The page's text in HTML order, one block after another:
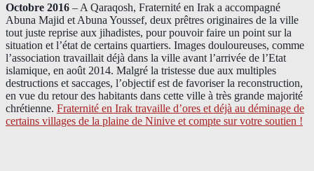
Octobre 2016 – A Qaraqosh, Fraternité en Irak a accompagné
Abuna Majid et Abuna Youssef, deux prêtres originaires de la ville
tout juste reprise aux jihadistes, pour pouvoir faire un point sur la
situation et l’état de certains quartiers. Images douloureuses, comme
l’association travaillait déjà dans la ville avant l’arrivée de l’Etat
islamique, en août 2014. Malgré la tristesse due aux multiples
destructions et saccages, l’objectif est de favoriser la reconstruction,
en vue du retour des habitants dans cette ville à très grande majorité
chrétienne. Fraternité en Irak travaille d’ores et déjà au déminage de
certains villages de la plaine de Ninive et compte sur votre soutien !